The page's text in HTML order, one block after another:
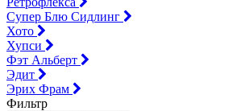
Супер Блю Сидлинг
Хото
Хупси
Фэт Альберт
Эдит
Эрих Фрам
Фильтр